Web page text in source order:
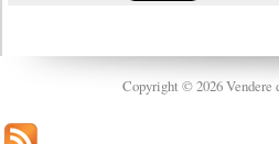
Copyright © 2026